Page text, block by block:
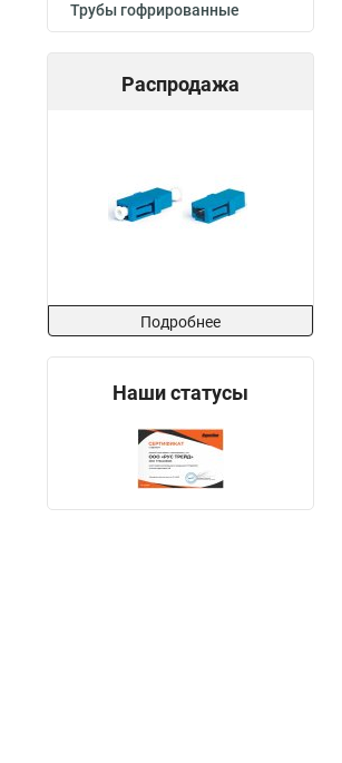
Трубы гофрированные
Распродажа
Подробнее
Наши статусы